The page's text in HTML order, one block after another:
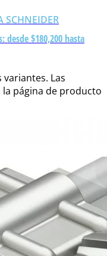
SCHNEIDER
desde $180,200 hasta
Las
página de producto